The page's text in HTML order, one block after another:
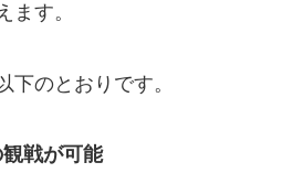
ます。
下のとおりです。
戦が可能